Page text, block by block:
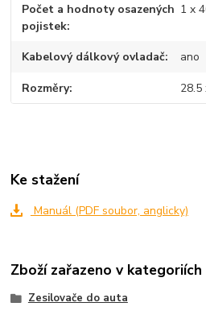
Počet a hodnoty osazených
pojistek
1 x
Kabelový dálkový ovladač ano
Rozměry 28.5
Ke stažení
Manuál (PDF soubor, anglicky)
Zboží zařazeno v kategoriích
Zesilovače do auta